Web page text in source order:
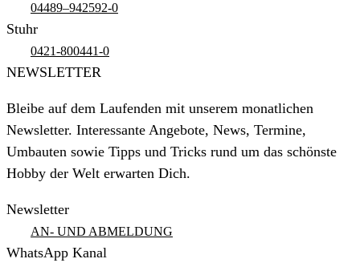
04489–942592-0
Stuhr
0421-800441-0
NEWSLETTER
Bleibe auf dem Laufenden mit unserem monatlichen
Newsletter. Interessante Angebote, News, Termine,
Umbauten sowie Tipps und Tricks rund um das schönste
Hobby der Welt erwarten Dich.
Newsletter
AN- UND ABMELDUNG
WhatsApp Kanal